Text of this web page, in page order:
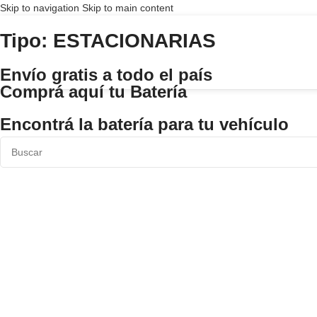
Skip to navigation Skip to main content
Tipo: ESTACIONARIAS
Envío gratis a todo el país
Comprá aquí tu Batería
Encontrá la batería para tu vehículo